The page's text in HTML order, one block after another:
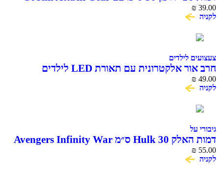
Titan Hero Series
₪ 39.00
לקניה
צעצועים לילדים
חרב אור אלקטרונית עם תאורת LED לילדים
₪ 49.00
לקניה
גיבורי על
דמות האלק Hulk 30 ס״מ Avengers Infinity War
Titan Hero Series
₪ 55.00
לקניה